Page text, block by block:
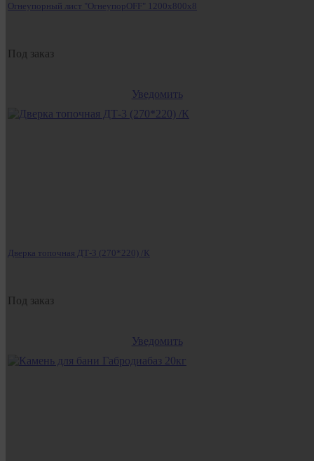
Огнеупорный лист "ОгнеупорOFF" 1200x800x8
Под заказ
Уведомить
Дверка топочная ДТ-3 (270*220) /К
Под заказ
Уведомить